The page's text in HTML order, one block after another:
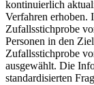
kontinuierlich
Verfahren erhoben.
Zufallsstichprobe
Personen in den
Zufallsstichprobe
ausgewählt. Die
standardisierten